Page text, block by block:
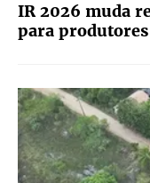
IR 2026 muda
para